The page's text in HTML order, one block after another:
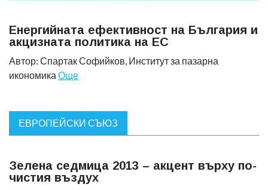
Енергийната ефективност на България и
акцизната политика на ЕС
Автор: Спартак Софийков, Институт за пазарна
икономика Още
ЕВРОПЕЙСКИ СЪЮЗ
Зелена седмица 2013 – акцент върху по-
чистия въздух